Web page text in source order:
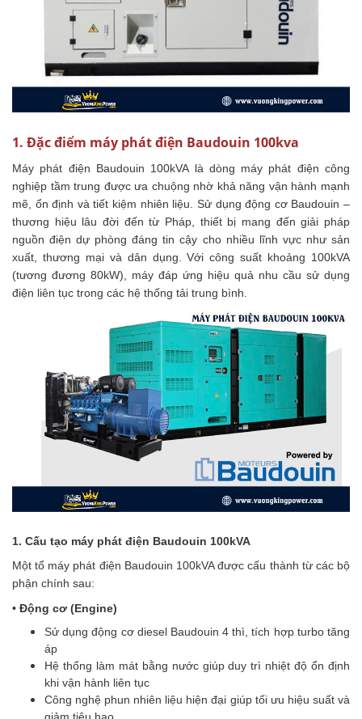
1. Đặc điểm máy phát điện Baudouin 100kva
Máy phát điện Baudouin 100kVA là dòng máy phát điện công
nghiệp tầm trung được ưa chuộng nhờ khả năng vận hành mạnh
mẽ, ổn định và tiết kiệm nhiên liệu. Sử dụng động cơ Baudouin –
thương hiệu lâu đời đến từ Pháp, thiết bị mang đến giải pháp
nguồn điện dự phòng đáng tin cậy cho nhiều lĩnh vực như sản
xuất, thương mại và dân dụng. Với công suất khoảng 100kVA
(tương đương 80kW), máy đáp ứng hiệu quả nhu cầu sử dụng
điện liên tục trong các hệ thống tải trung bình.
1. Cấu tạo máy phát điện Baudouin 100kVA
Một tổ máy phát điện Baudouin 100kVA được cấu thành từ các bộ
phận chính sau:
• Động cơ (Engine)
Sử dụng động cơ diesel Baudouin 4 thì, tích hợp turbo tăng
áp
Hệ thống làm mát bằng nước giúp duy trì nhiệt độ ổn định
khi vận hành liên tục
Công nghệ phun nhiên liệu hiện đại giúp tối ưu hiệu suất và